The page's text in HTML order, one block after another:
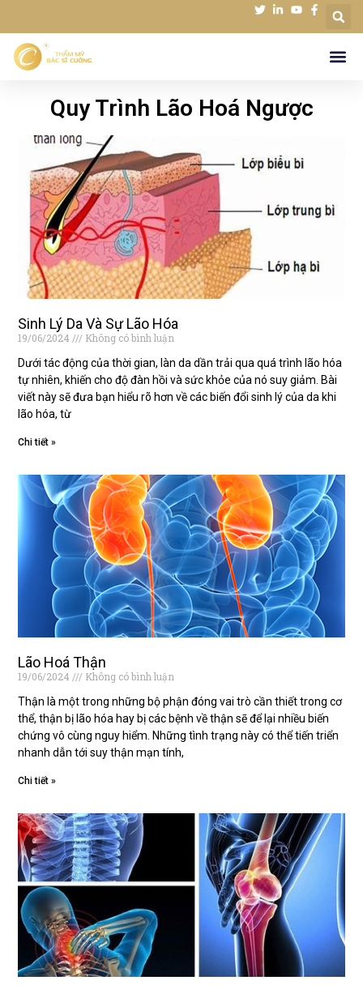
Quy Trình Lão Hoá Ngược
Sinh Lý Da Và Sự Lão Hóa
19/06/2024
Không có bình luận
Dưới tác động của thời gian, làn da dần trải qua quá trình lão hóa
tự nhiên, khiến cho độ đàn hồi và sức khỏe của nó suy giảm. Bài
viết này sẽ đưa bạn hiểu rõ hơn về các biến đổi sinh lý của da khi
lão hóa, từ
Chi tiết »
Lão Hoá Thận
19/06/2024
Không có bình luận
Thận là một trong những bộ phận đóng vai trò cần thiết trong cơ
thể, thận bị lão hóa hay bị các bệnh về thận sẽ để lại nhiều biến
chứng vô cùng nguy hiểm. Những tình trạng này có thể tiến triển
nhanh dẫn tới suy thận mạn tính,
Chi tiết »